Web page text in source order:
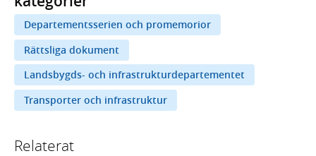
Departementsserien och promemorior
Rättsliga dokument
Landsbygds- och infrastrukturdepartementet
Transporter och infrastruktur
Relaterat